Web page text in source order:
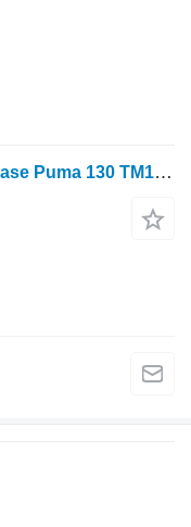
New Holland Eje de transmisión Case Puma 130 TM120, TM130, 5180850 eje primario para New Holland Tm120, Tm130 tractor de ruedas